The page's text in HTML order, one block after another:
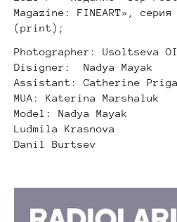
Magazine: FINEART»,
(print);
Photographer: Usoltseva
Disigner: Nadya Mayak
Assistant: Catherine
MUA: Katerina Marshaluk
Model: Nadya Mayak
Ludmila Krasnova
Danil Burtsev